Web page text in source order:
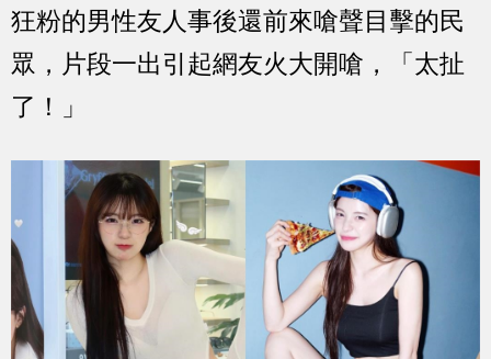
狂粉的男性友人事後還前來嗆聲目擊的民
眾，片段一出引起網友火大開嗆，「太扯
了！」